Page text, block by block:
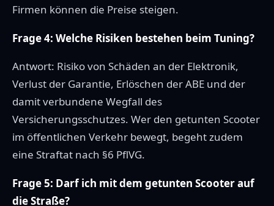
Firmen können die Preise steigen.
Frage 4: Welche Risiken bestehen beim Tuning?
Antwort: Risiko von Schäden an der Elektronik,
Verlust der Garantie, Erlöschen der ABE und der
damit verbundene Wegfall des
Versicherungsschutzes. Wer den getunten Scooter
im öffentlichen Verkehr bewegt, begeht zudem
eine Straftat nach §6 PflVG.
Frage 5: Darf ich mit dem getunten Scooter auf
die Straße?